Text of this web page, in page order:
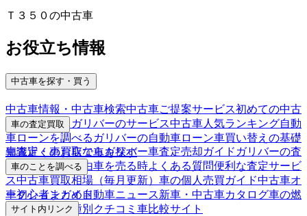
Ｔ３５０の中古車
お役立ち情報
中古車を探す・買う
中古車情報・中古車検索中古車ご提案サービス初めての中古
車購入ガイド
ガリバーのサービス中古車人気ランキング自動
車ローンを調べる ガリバーの自動車ローン車買い替えの基礎
知識近くのお店で車を探す
車の査定買取
車査定・車買取ならガリバー車査定売却ガイド ガリバーの査
定が選ばれる理由車を売る時よくある質問便利な査定サービ
ス中古車買取相場（毎月更新） 車の個人売買ガイド中古車オ
ークションガイド
車のことを調べる
車初心者まとめ自動車ニュース新車・中古車カタログ車の燃
費を調べる車種別クチコミ 車比較サイト
サイト内リンク